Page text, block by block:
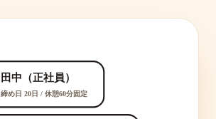
田中（正社員）
締め日 20日 / 休憩60分固定